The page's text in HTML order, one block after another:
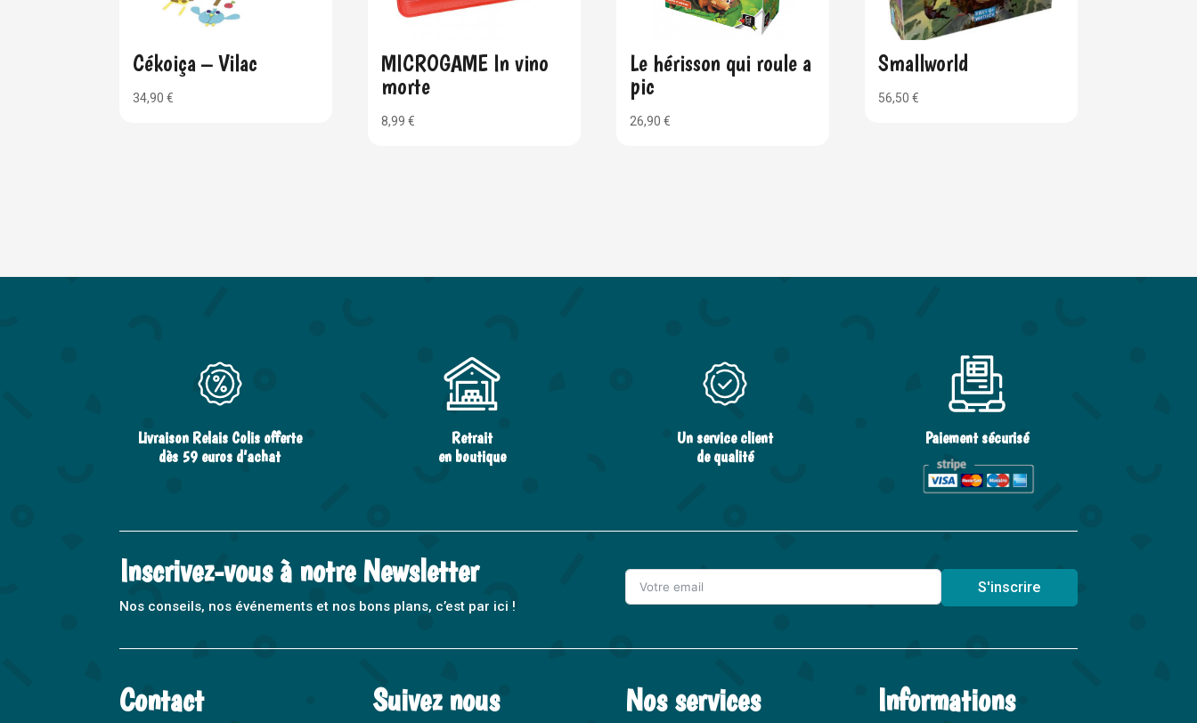
Cékoiça – Vilac
34,90€
MICROGAME In vino
morte
8,99€
Le hérisson qui roule a
pic
26,90€
Smallworld
56,50€
Livraison Relais Colis offerte
dès 59 euros d’achat
Retrait
en boutique
Un service client
de qualité
Paiement sécurisé
Inscrivez-vous à notre Newsletter
Nos conseils, nos événements et nos bons plans, c’est par ici !
S'inscrire
e
Contact Suivez nous Nos services Informations